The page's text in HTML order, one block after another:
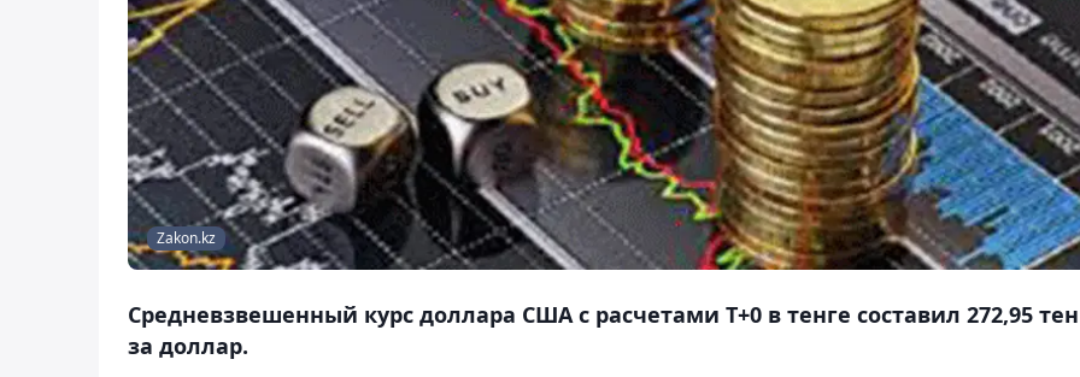
Zakon.kz
Средневзвешенный курс доллара США с расчетами T+0 в тенге составил 272,95
за доллар.